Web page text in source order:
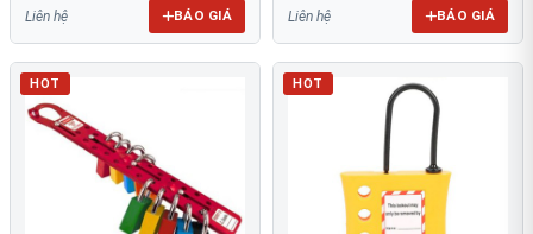
Liên hệ BÁO GIÁ Liên hệ BÁO GIÁ
HOT HOT